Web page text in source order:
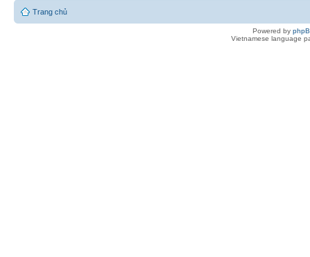
Trang chủ
Powered by
Vietnamese language